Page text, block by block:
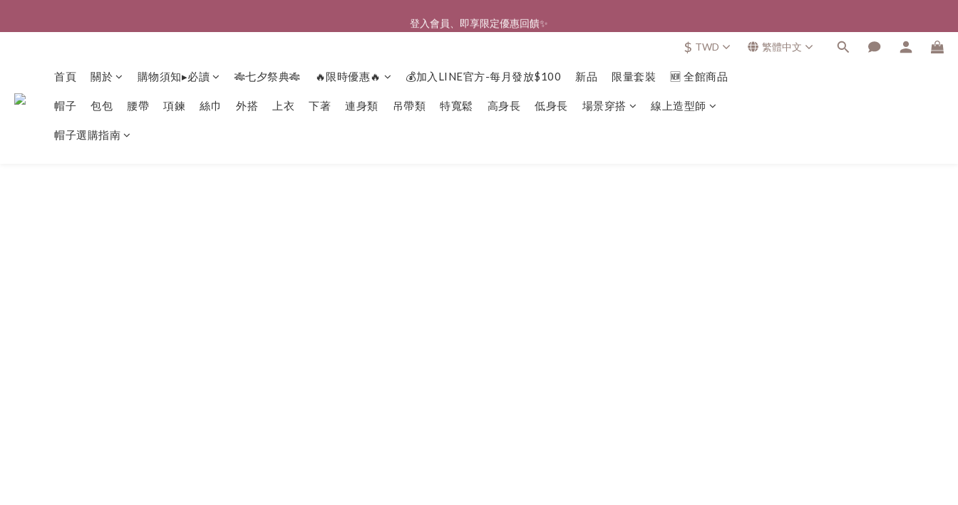
🎉新北淡水實體門市🤗歡迎蒞臨試穿🎉
登入會員、即享限定優惠回饋✨
$ TWD 繁體中文
首頁 關於 購物須知▸必讀 🎋七夕祭典🎋 🔥限時優惠🔥 💰加入LINE官方-每月發放$100 新品 限量套裝 🆕 全館商品
帽子 包包 腰帶 項鍊 絲巾 外搭 上衣 下著 連身類 吊帶類 特寬鬆 高身長 低身長 場景穿搭 線上造型師
帽子選購指南